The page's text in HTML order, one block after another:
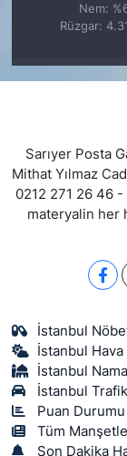
Nem:
Rüzgar:
Sarıyer Posta
Mithat Yılmaz
0212 271 26 46
materyalin her
İstanbul
İstanbul
İstanbul
İstanbul
Puan
Tüm
Son Dakika